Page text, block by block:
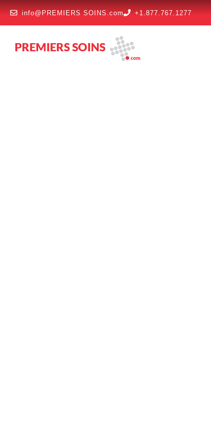
info@PREMIERS SOINS.com +1.877.767.1277